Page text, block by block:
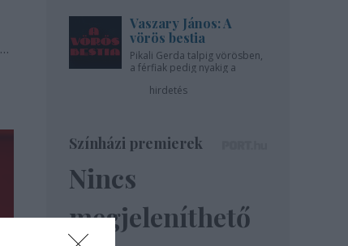
Vaszary János: A
vörös bestia
Pikali Gerda talpig vörösben,
a férfiak pedig nyakig a
hirdetés
Színházi premierek
Nincs
megjeleníthető